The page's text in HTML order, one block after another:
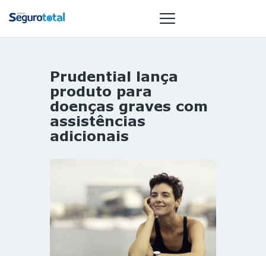
NOTÍCIAS
REVISTA
ESPECIAIS
GAIVOTA DE
MULHERES
GESTORAS
HOMEST
Prudential lança
produto para
doenças graves com
assistências
adicionais